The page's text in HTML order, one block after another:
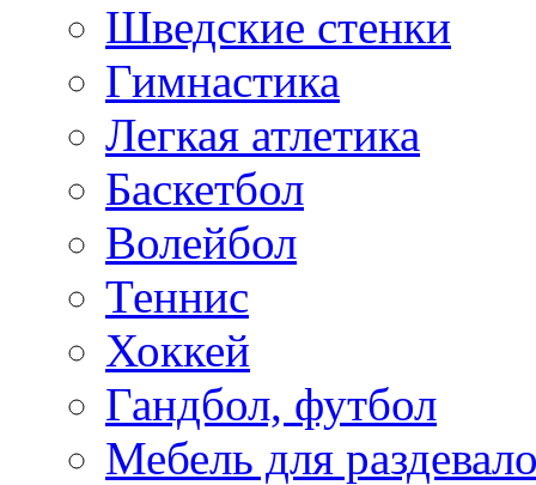
Шведские стенки
Гимнастика
Легкая атлетика
Баскетбол
Волейбол
Теннис
Хоккей
Гандбол, футбол
Мебель для